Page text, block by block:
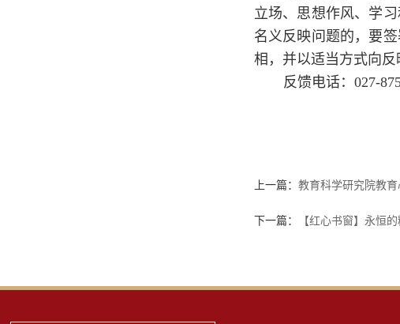
立场、思想作风、学
名义反映问题的，要
相，并以适当方式向反
反馈电话：027-
上一篇： 教育科学研究院教
下一篇： 【红心书窗】永恒